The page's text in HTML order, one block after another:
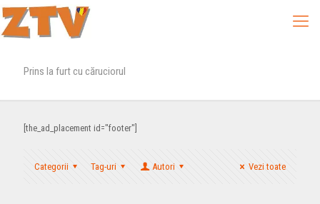
Prins la furt cu căruciorul
[the_ad_placement id="footer"]
Categorii Tag-uri Autori Vezi toate